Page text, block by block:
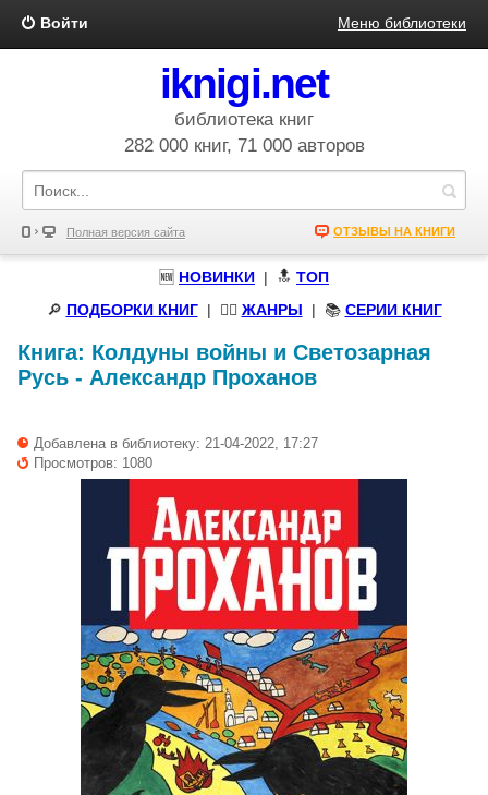
Войти Меню библиотеки
iknigi.net
библиотека книг
282 000 книг, 71 000 авторов
Полная версия сайта ОТЗЫВЫ НА КНИГИ
🆕 НОВИНКИ | 🔝 ТОП
🔎 ПОДБОРКИ КНИГ| 🧝‍♀️ ЖАНРЫ | 📚 СЕРИИ КНИГ
Книга: Колдуны войны и Светозарная
Русь - Александр Проханов
Добавлена в библиотеку: 21-04-2022, 17:27
Просмотров: 1080